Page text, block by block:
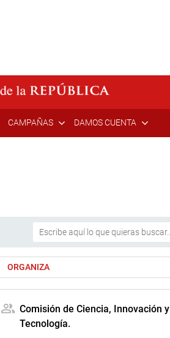
CAMPAÑAS DAMOS CUENTA
ORGANIZA
Comisión de Ciencia, Innovación y
Tecnología.